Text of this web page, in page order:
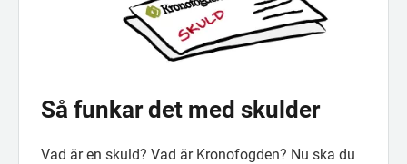
Så funkar det med skulder
Vad är en skuld? Vad är Kronofogden? Nu ska du